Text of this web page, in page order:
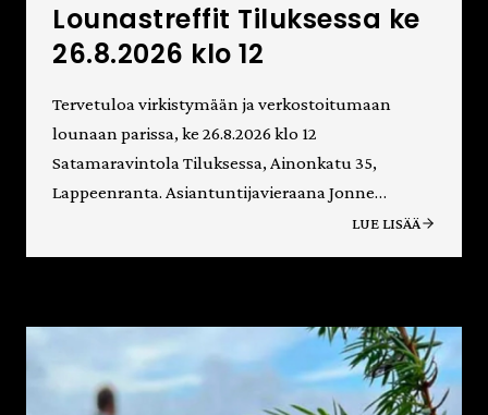
Lounastreffit Tiluksessa ke
26.8.2026 klo 12
Tervetuloa virkistymään ja verkostoitumaan
lounaan parissa, ke 26.8.2026 klo 12
Satamaravintola Tiluksessa, Ainonkatu 35,
Lappeenranta. Asiantuntijavieraana Jonne…
LUE LISÄÄ